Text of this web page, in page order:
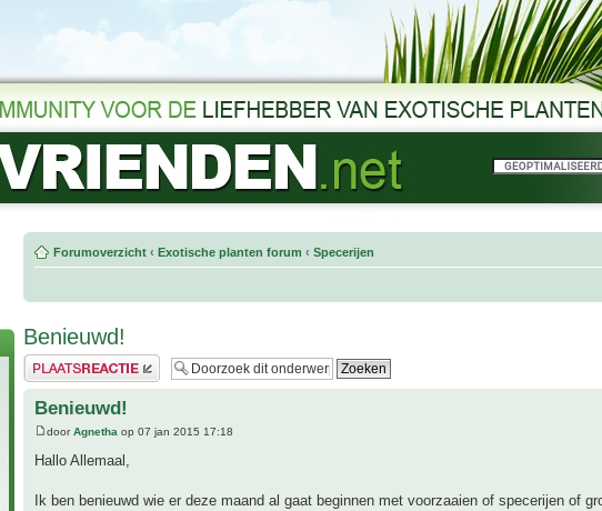
Forumoverzicht ‹ Exotische planten forum ‹ Specerijen
Benieuwd!
Plaats een reactie
Benieuwd!
doorAgnetha op 07 jan 2015 17:18
Hallo Allemaal,
Ik ben benieuwd wie er deze maand al gaat beginnen met voorzaaien of specerijen of